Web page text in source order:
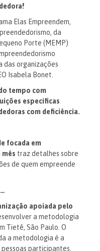
Elas Empreendem,
da
Porte (MEMP)
das organizações
Isabela Bonet.
tempo com
específicas
com deficiência.
focada em
traz detalhes sobre
de quem empreende
apoiada pelo
a metodologia
Tietê, São Paulo. O
a metodologia é a
participantes.